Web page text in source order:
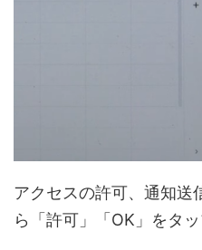
アクセスの許可、通知送
ら「許可」「OK」をタッ